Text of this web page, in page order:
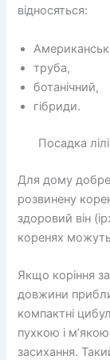
відносяться:
труба,
ботанічний,
гібриди.
Посадка
Для дому добре
розвинену
здоровий він
коренях
Якщо коріння
довжини
компактні
пухкою і
засихання.